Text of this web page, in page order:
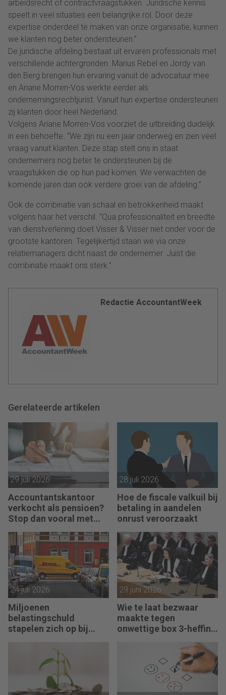
arbeidsrecht of contractvraagstukken. Juridische kennis
speelt in veel situaties een belangrijke rol. Door deze
expertise onderdeel te maken van onze organisatie, kunnen
we klanten nog beter ondersteunen.”
De juridische afdeling bestaat uit ervaren professionals met
verschillende achtergronden. Marius Rebel en Jordy van
den Berg brengen hun ervaring vanuit de advocatuur mee
en Ariane Morren-Vos werkte eerder als
ondernemingsrechtjurist. Vanuit hun expertise ondersteunen
zij klanten door heel Nederland.
Volgens Ariane Morren-Vos voorziet de uitbreiding duidelijk
in een behoefte. “We zijn nu een jaar onderweg en zien veel
vraag vanuit klanten. Deze stap stelt ons in staat
ondernemers nog beter te ondersteunen bij de
vraagstukken die op hun pad komen. We verwachten de
komende jaren dan ook verdere groei van de afdeling.”
Ook de combinatie van schaal en betrokkenheid maakt
volgens haar het verschil. “Qua professionaliteit en breedte
van dienstverlening doet Visser & Visser niet onder voor de
grootste kantoren. Tegelijkertijd staan we via onze
relatiemanagers dicht naast de ondernemer. Juist die
combinatie maakt ons sterk.”
Redactie AccountantWeek
Gerelateerde artikelen
29 juli 2026
Accountantskantoor
verkocht als pensioen?
Stop dan vooral met
werken
28 juli 2026
Hoe de fiscale valkuil bij
betaling in aandelen
onrust veroorzaakt
24 juli 2026
Miljoenen
belastingschuld
stapelen zich op bij
29 juni 2026
Wie te laat bezwaar
maakte tegen
onwettige box 3-heffing